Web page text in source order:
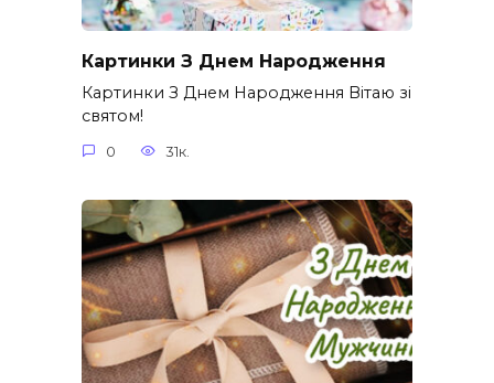
Картинки З Днем Народження
Картинки З Днем Народження Вітаю зі
святом!
0 31к.